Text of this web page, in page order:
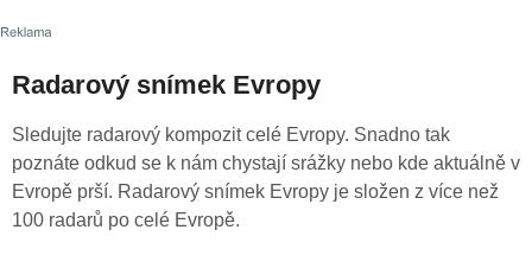
Radarový snímek Evropy
Sledujte radarový kompozit celé Evropy. Snadno tak
poznáte odkud se k nám chystají srážky nebo kde aktuálně v
Evropě prší. Radarový snímek Evropy je složen z více než
100 radarů po celé Evropě.